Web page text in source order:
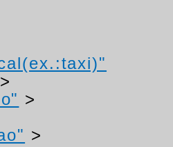
>
>
>